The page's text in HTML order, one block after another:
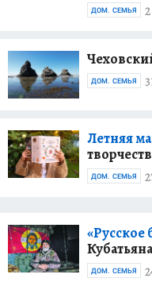
ДОМ. СЕМЬЯ
ДОМ. СЕМЬЯ
Летняя
ДОМ. СЕМЬЯ
«Русское
ДОМ. СЕМЬЯ